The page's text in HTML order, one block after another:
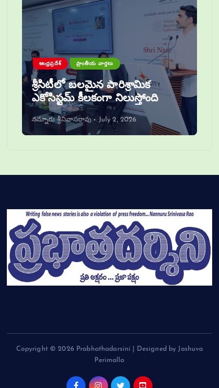
ఆంధ్రప్రదేశ్ ప్రాంతీయ వార్తలు
శ్రీసిటీలో బలమైన పారిశ్రామిక
ఎకోసిస్టమ్ కీలకంగా నిలుస్తోంది
నన్నూరు శ్రీనివాసరావు July 2, 2026
Copyright © 2026 Prabhathadarsini | Designed by Jashuva
Perimalla